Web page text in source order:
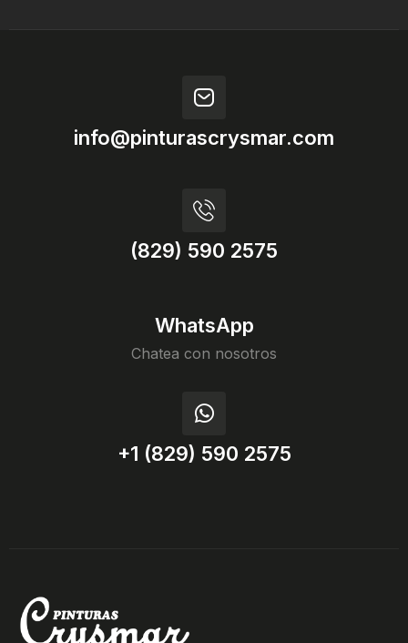
info@pinturascrysmar.com
(829) 590 2575
WhatsApp
Chatea con nosotros
+1 (829) 590 2575